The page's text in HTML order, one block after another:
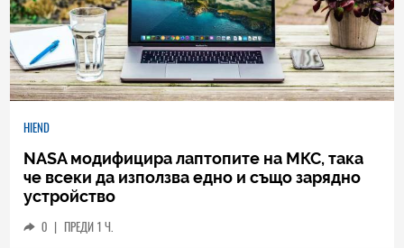
HIEND
NASA модифицира лаптопите на МКС, така
че всеки да използва едно и също зарядно
устройство
0 | ПРЕДИ 1 Ч.